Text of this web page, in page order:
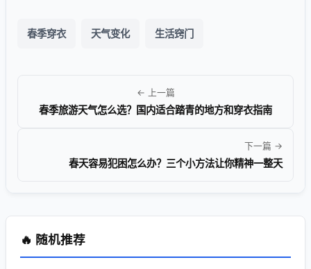
春季穿衣 天气变化 生活窍门
← 上一篇
春季旅游天气怎么选？国内适合踏青的地方和穿衣指南
下一篇 →
春天容易犯困怎么办？三个小方法让你精神一整天
🔥 随机推荐